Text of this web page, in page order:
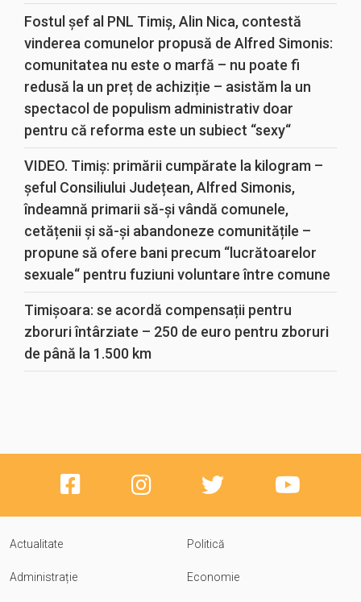
Fostul șef al PNL Timiș, Alin Nica, contestă
vinderea comunelor propusă de Alfred Simonis:
comunitatea nu este o marfă – nu poate fi
redusă la un preț de achiziție – asistăm la un
spectacol de populism administrativ doar
pentru că reforma este un subiect “sexy“
VIDEO. Timiș: primării cumpărate la kilogram –
șeful Consiliului Județean, Alfred Simonis,
îndeamnă primarii să-și vândă comunele,
cetățenii și să-și abandoneze comunitățile –
propune să ofere bani precum “lucrătoarelor
sexuale“ pentru fuziuni voluntare între comune
Timișoara: se acordă compensații pentru
zboruri întârziate – 250 de euro pentru zboruri
de până la 1.500 km
Actualitate Politică
Administrație Economie